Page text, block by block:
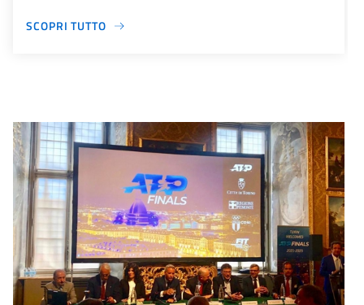
SCOPRI TUTTO